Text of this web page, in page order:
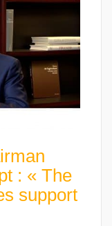
: « The
support